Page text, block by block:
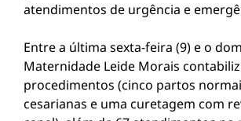
atendimentos de urgência e
Entre a última sexta-feira (9) e o
Maternidade Leide Morais
procedimentos (cinco partos
cesarianas e uma curetagem com